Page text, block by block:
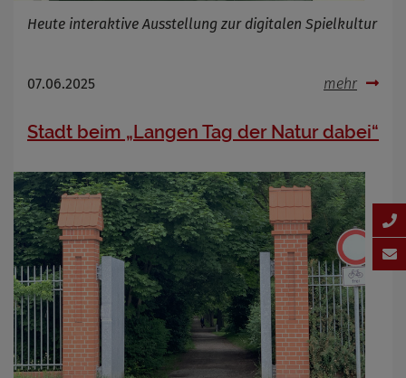
Heute interaktive Ausstellung zur digitalen Spielkultur
07.06.2025 mehr
Stadt beim „Langen Tag der Natur dabei“